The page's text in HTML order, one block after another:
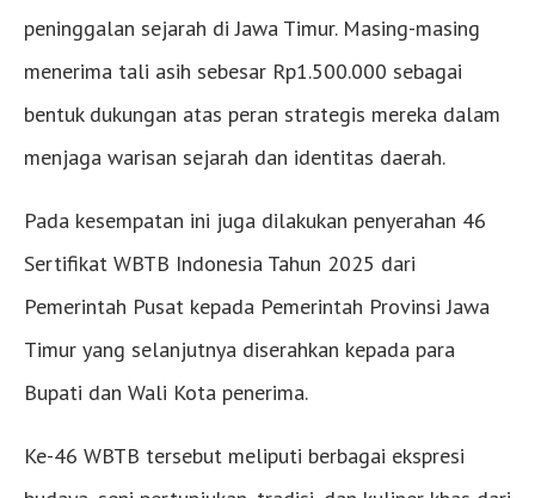
peninggalan sejarah di Jawa Timur. Masing-masing
menerima tali asih sebesar Rp1.500.000 sebagai
bentuk dukungan atas peran strategis mereka dalam
menjaga warisan sejarah dan identitas daerah.
Pada kesempatan ini juga dilakukan penyerahan 46
Sertifikat WBTB Indonesia Tahun 2025 dari
Pemerintah Pusat kepada Pemerintah Provinsi Jawa
Timur yang selanjutnya diserahkan kepada para
Bupati dan Wali Kota penerima.
Ke-46 WBTB tersebut meliputi berbagai ekspresi